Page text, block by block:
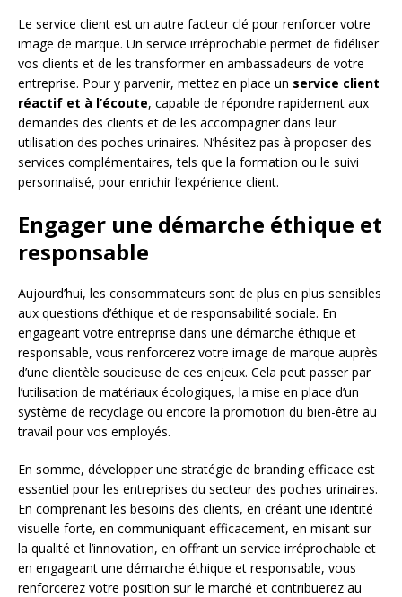
Le service client est un autre facteur clé pour renforcer votre
image de marque. Un service irréprochable permet de fidéliser
vos clients et de les transformer en ambassadeurs de votre
entreprise. Pour y parvenir, mettez en place un service client
réactif et à l’écoute, capable de répondre rapidement aux
demandes des clients et de les accompagner dans leur
utilisation des poches urinaires. N’hésitez pas à proposer des
services complémentaires, tels que la formation ou le suivi
personnalisé, pour enrichir l’expérience client.
Engager une démarche éthique et
responsable
Aujourd’hui, les consommateurs sont de plus en plus sensibles
aux questions d’éthique et de responsabilité sociale. En
engageant votre entreprise dans une démarche éthique et
responsable, vous renforcerez votre image de marque auprès
d’une clientèle soucieuse de ces enjeux. Cela peut passer par
l’utilisation de matériaux écologiques, la mise en place d’un
système de recyclage ou encore la promotion du bien-être au
travail pour vos employés.
En somme, développer une stratégie de branding efficace est
essentiel pour les entreprises du secteur des poches urinaires.
En comprenant les besoins des clients, en créant une identité
visuelle forte, en communiquant efficacement, en misant sur
la qualité et l’innovation, en offrant un service irréprochable et
en engageant une démarche éthique et responsable, vous
renforcerez votre position sur le marché et contribuerez au